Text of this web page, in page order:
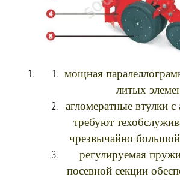
мощная
литых
агломератные втулки с
требуют
чрезвычайно
регулируемая
посевной секции